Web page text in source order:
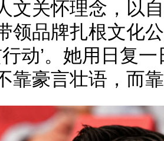
文关怀理念，以
领品牌扎根文化
行动’。她用日复
靠豪言壮语，而